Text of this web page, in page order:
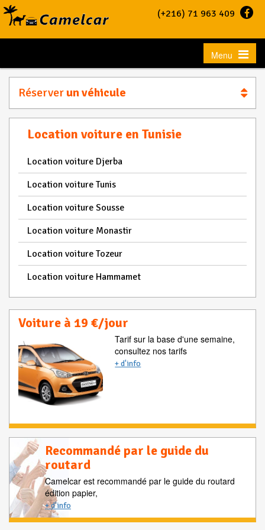
(+216) 71 963 409
Toggle
navigation
Menu
Réserverun véhicule
Location voiture en Tunisie
Location voiture Djerba
Location voiture Tunis
Location voiture Sousse
Location voiture Monastir
Location voiture Tozeur
Location voiture Hammamet
Voiture à 19 €/jour
Tarif sur la base d'une semaine,
consultez nos tarifs
+ d'info
Recommandé par le guide du
routard
Camelcar est recommandé par le guide du routard
édition papier,
+ d'info